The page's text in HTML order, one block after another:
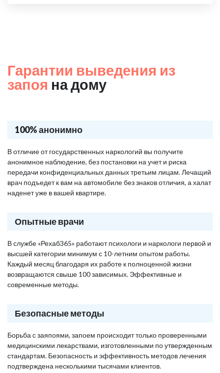
Гарантии выведения из
запоя на дому
100% анонимно
В отличие от государственных наркологий вы получите
анонимное наблюдение, без постановки на учет и риска
передачи конфиденциальных данных третьим лицам. Лечащий
врач подъедет к вам на автомобиле без знаков отличия, а халат
наденет уже в вашей квартире.
Опытные врачи
В службе «Рехаб365» работают психологи и наркологи первой и
высшей категории минимум с 10-летним опытом работы.
Каждый месяц благодаря их работе к полноценной жизни
возвращаются свыше 100 зависимых. Эффективные и
современные методы.
Безопасные методы
Борьба с заяпоями, запоем происходит только проверенными
медицинскими лекарствами, изготовленными по утвержденным
стандартам. Безопасность и эффективность методов лечения
подтверждена несколькими тысячами клиентов.